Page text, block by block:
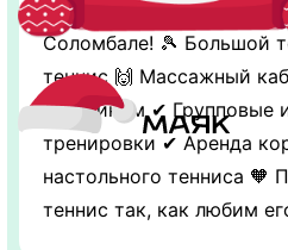
Современный
Соломбале! 🎾 Большой
теннис 🙌 Массажный
бассейном ✔ Групповые
тренировки ✔ Аренда
настольного тенниса 🧡
теннис так, как любим